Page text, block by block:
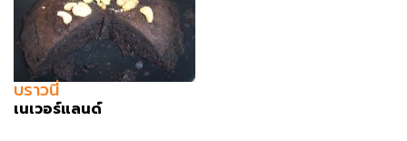
บราวนี่
เนเวอร์แลนด์